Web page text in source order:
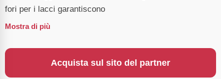
fori per i lacci garantiscono
Mostra di più
Acquista sul sito del partner